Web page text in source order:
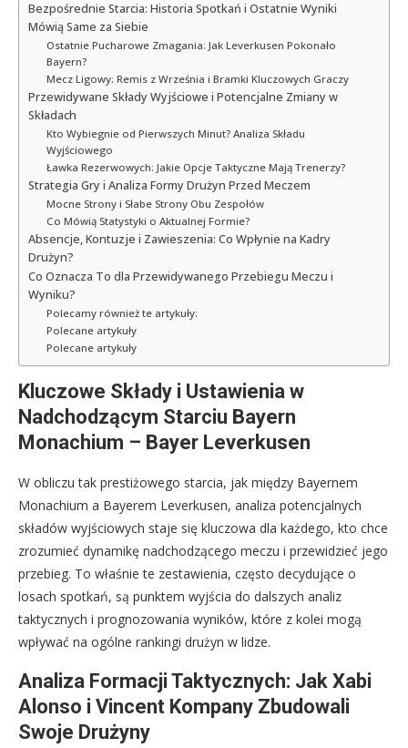
Bezpośrednie Starcia: Historia Spotkań i Ostatnie Wyniki
Mówią Same za Siebie
Ostatnie Pucharowe Zmagania: Jak Leverkusen Pokonało
Bayern?
Mecz Ligowy: Remis z Września i Bramki Kluczowych Graczy
Przewidywane Składy Wyjściowe i Potencjalne Zmiany w
Składach
Kto Wybiegnie od Pierwszych Minut? Analiza Składu
Wyjściowego
Ławka Rezerwowych: Jakie Opcje Taktyczne Mają Trenerzy?
Strategia Gry i Analiza Formy Drużyn Przed Meczem
Mocne Strony i Słabe Strony Obu Zespołów
Co Mówią Statystyki o Aktualnej Formie?
Absencje, Kontuzje i Zawieszenia: Co Wpłynie na Kadry
Drużyn?
Co Oznacza To dla Przewidywanego Przebiegu Meczu i
Wyniku?
Polecamy również te artykuły:
Polecane artykuły
Polecane artykuły
Kluczowe Składy i Ustawienia w
Nadchodzącym Starciu Bayern
Monachium – Bayer Leverkusen
W obliczu tak prestiżowego starcia, jak między Bayernem
Monachium a Bayerem Leverkusen, analiza potencjalnych
składów wyjściowych staje się kluczowa dla każdego, kto chce
zrozumieć dynamikę nadchodzącego meczu i przewidzieć jego
przebieg. To właśnie te zestawienia, często decydujące o
losach spotkań, są punktem wyjścia do dalszych analiz
taktycznych i prognozowania wyników, które z kolei mogą
wpływać na ogólne rankingi drużyn w lidze.
Analiza Formacji Taktycznych: Jak Xabi
Alonso i Vincent Kompany Zbudowali
Swoje Drużyny